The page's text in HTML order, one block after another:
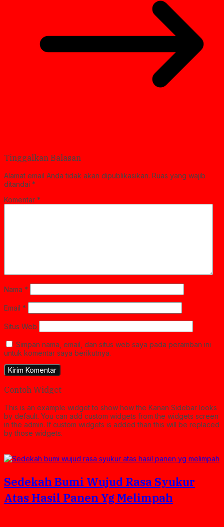
Tinggalkan Balasan
Alamat email Anda tidak akan dipublikasikan. Ruas yang wajib
ditandai *
Komentar *
Nama *
Email *
Situs Web
Simpan nama, email, dan situs web saya pada peramban ini
untuk komentar saya berikutnya.
Contoh Widget
This is an example widget to show how the Kanan Sidebar looks
by default. You can add custom widgets from the widgets screen
in the admin. If custom widgets is added than this will be replaced
by those widgets.
Sedekah Bumi Wujud Rasa Syukur
Atas Hasil Panen Yg Melimpah